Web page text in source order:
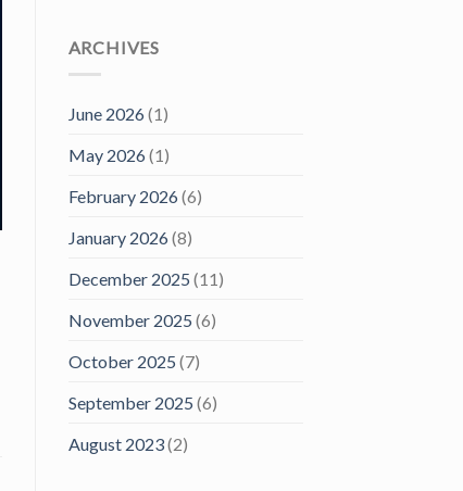
ARCHIVES
June 2026(1)
May 2026(1)
February 2026(6)
January 2026(8)
December 2025 (11)
November 2025 (6)
October 2025 (7)
September 2025 (6)
August 2023(2)